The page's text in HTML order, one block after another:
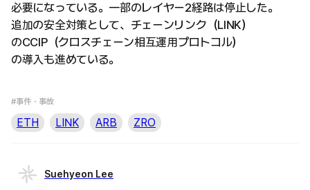
必要になっている。一部のレイヤー2経路は停止した。
追加の安全対策として、チェーンリンク（LINK）
のCCIP（クロスチェーン相互運用プロトコル）
の導入も進めている。
#事件・事故
ETH LINK ARB ZRO
Suehyeon Lee